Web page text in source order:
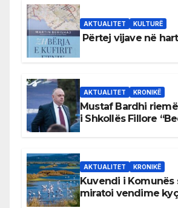
AKTUALITET KULTURË
Përtej vijave në
AKTUALITET KRONIKË
Mustaf Bardhi
i Shkollës Fillore
AKTUALITET KRONIKË
Kuvendi i Komunës
miratoi vendime